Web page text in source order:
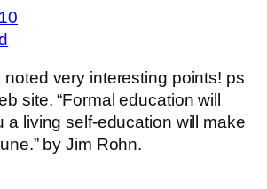
noted very interesting points! ps
site. “Formal education will
a living self-education will make
by Jim Rohn.